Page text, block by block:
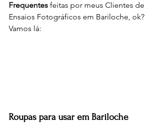
Frequentes feitas por meus Clientes de
Ensaios Fotográficos em Bariloche, ok?
Vamos lá:
Roupas para usar em Bariloche